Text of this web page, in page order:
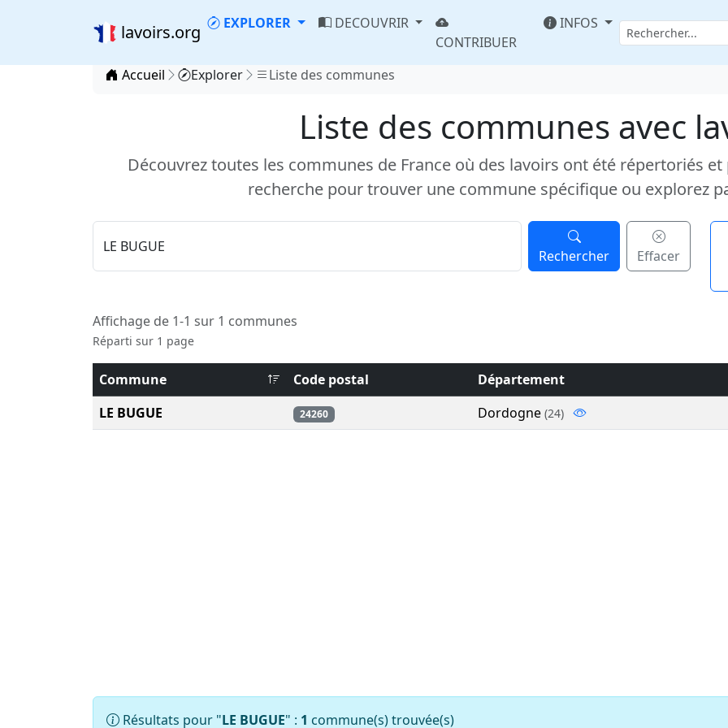
lavoirs.org EXPLORER
DECOUVRIR
CONTRIBUER
INFOS
Accueil Explorer Liste des communes
Liste des communes avec
Découvrez toutes les communes de France où des lavoirs ont été répertoriés
recherche pour trouver une commune spécifique ou explorez
Rechercher Effacer
Affichage de 1-1 sur 1 communes
Réparti sur 1 page
Commune Code postal Département
LE BUGUE
24260 Dordogne (24)
Résultats pour "LE BUGUE" : 1 commune(s) trouvée(s)